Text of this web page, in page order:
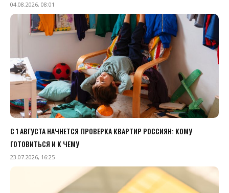
04.08.2026, 08:01
С 1 АВГУСТА НАЧНЕТСЯ ПРОВЕРКА КВАРТИР РОССИЯН: КОМУ
ГОТОВИТЬСЯ И К ЧЕМУ
23.07.2026, 16:25